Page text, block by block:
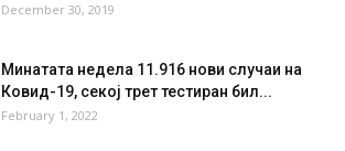
December 30, 2019
Минатата недела 11.916 нови случаи на
Ковид-19, секој трет тестиран бил...
February 1, 2022